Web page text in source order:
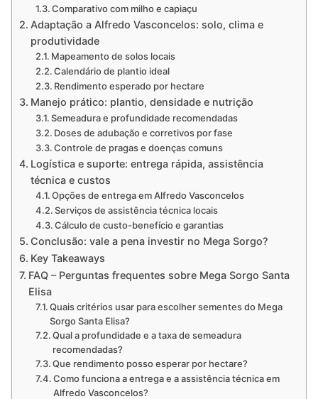
Comparativo com milho e capiaçu
Adaptação a Alfredo Vasconcelos: solo, clima e
produtividade
Mapeamento de solos locais
Calendário de plantio ideal
Rendimento esperado por hectare
Manejo prático: plantio, densidade e nutrição
Semeadura e profundidade recomendadas
Doses de adubação e corretivos por fase
Controle de pragas e doenças comuns
Logística e suporte: entrega rápida, assistência
técnica e custos
Opções de entrega em Alfredo Vasconcelos
Serviços de assistência técnica locais
Cálculo de custo-benefício e garantias
Conclusão: vale a pena investir no Mega Sorgo?
Key Takeaways
FAQ – Perguntas frequentes sobre Mega Sorgo Santa
Elisa
Quais critérios usar para escolher sementes do Mega
Sorgo Santa Elisa?
Qual a profundidade e a taxa de semeadura
recomendadas?
Que rendimento posso esperar por hectare?
Como funciona a entrega e a assistência técnica em
Alfredo Vasconcelos?